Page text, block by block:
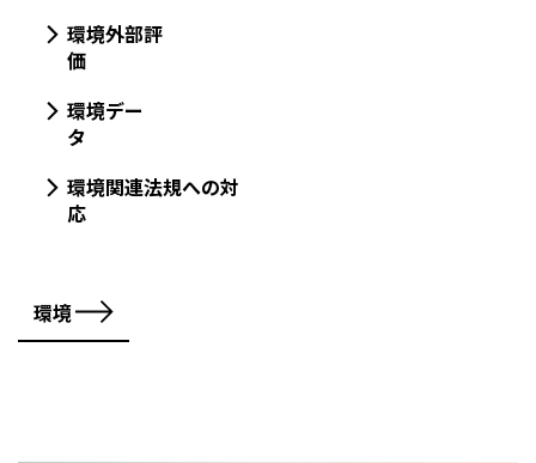
環境外部評
価
環境デー
タ
環境関連法規への対
応
環境